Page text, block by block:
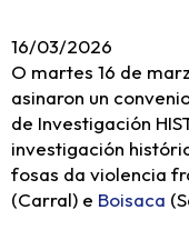
16/03/2026
O martes 16 de
asinaron un
de Investigación
investigación
fosas da violencia
(Carral) e Boisaca